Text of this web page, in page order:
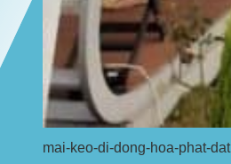
mai-keo-di-dong-hoa-phat-dat